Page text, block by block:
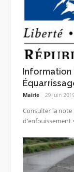
Information
Mairie 29 juin
Consulter la note
d'enfouissement